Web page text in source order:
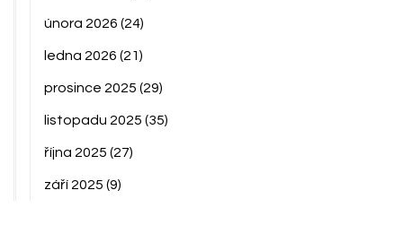
února 2026 (24)
ledna 2026 (21)
prosince 2025 (29)
listopadu 2025 (35)
října 2025 (27)
září 2025 (9)